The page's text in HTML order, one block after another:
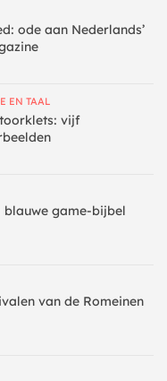
ode aan Nederlands’
EN TAAL
vijf
blauwe game-bijbel
van de Romeinen